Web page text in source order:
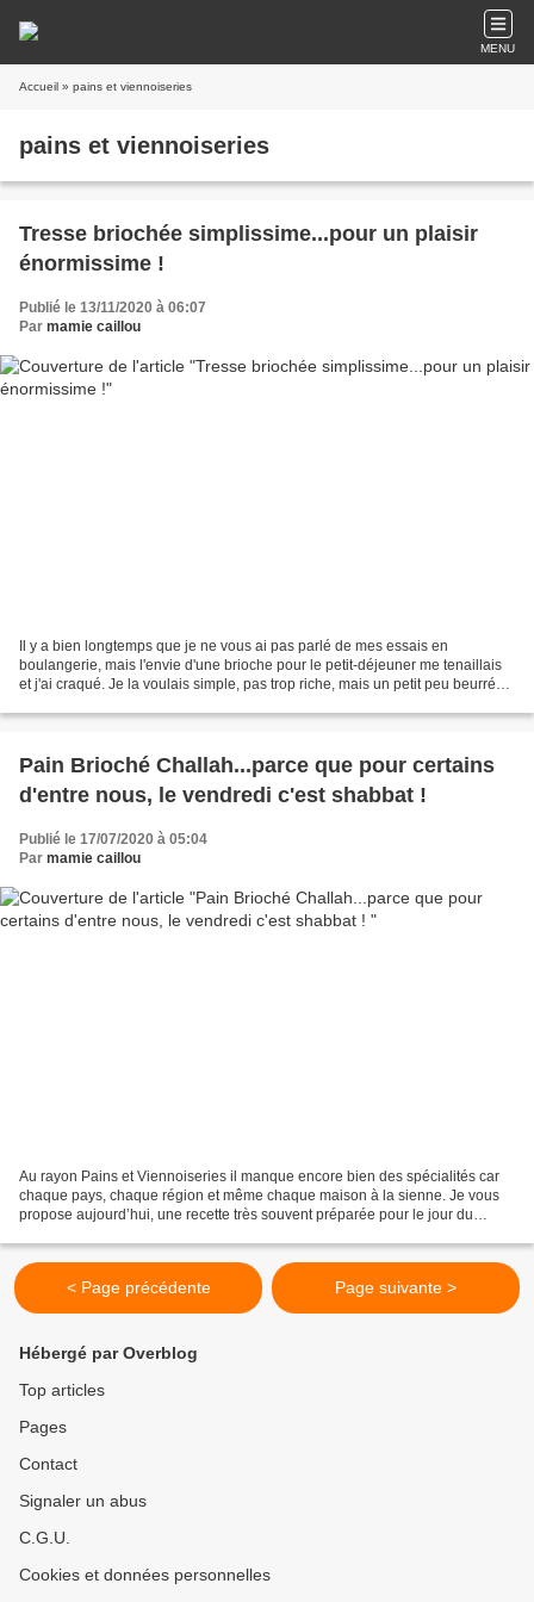
MENU
Accueil » pains et viennoiseries
pains et viennoiseries
Tresse briochée simplissime...pour un plaisir
énormissime !
Publié le 13/11/2020 à 06:07
Par mamie caillou
Il y a bien longtemps que je ne vous ai pas parlé de mes essais en
boulangerie, mais l'envie d'une brioche pour le petit-déjeuner me tenaillais
et j'ai craqué. Je la voulais simple, pas trop riche, mais un petit peu beurrée
Pain Brioché Challah...parce que pour certains
d'entre nous, le vendredi c'est shabbat !
Publié le 17/07/2020 à 05:04
Par mamie caillou
Au rayon Pains et Viennoiseries il manque encore bien des spécialités car
chaque pays, chaque région et même chaque maison à la sienne. Je vous
propose aujourd’hui, une recette très souvent préparée pour le jour du
< Page précédente Page suivante >
Hébergé par Overblog
Top articles
Pages
Contact
Signaler un abus
C.G.U.
Cookies et données personnelles